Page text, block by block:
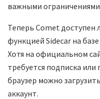
важными
Теперь Comet доступен
функцией Sidecar на
Хотя на официальном
требуется подписка
браузер можно
аккаунт.